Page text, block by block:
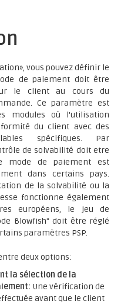
vous pouvez définir le
de paiement doit être
le client au cours du
Ce paramètre est
modules où l'utilisation
du client avec des
spécifiques. Par
de solvabilité doit etre
mode de paiement est
dans certains pays.
de la solvabilité ou la
fonctionne également
européens, le jeu de
Blowfish" doit être réglé
paramètres PSP.
deux options:
la sélection de la
Une vérification de
avant que le client